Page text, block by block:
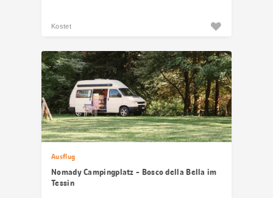
Kostet
Ausflug
Nomady Campingplatz - Bosco della Bella im
Tessin